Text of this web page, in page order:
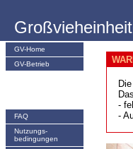
GV-Home
GV-Betrieb
FAQ
Nutzungs­
bedingungen
-
-